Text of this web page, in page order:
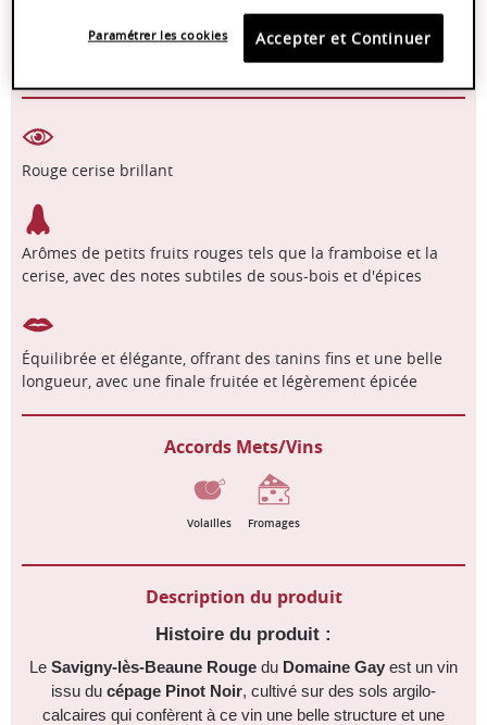
2025 - 2028 Pinot noir
Rouge cerise brillant
Arômes de petits fruits rouges tels que la framboise et la
cerise, avec des notes subtiles de sous-bois et d'épices
Équilibrée et élégante, offrant des tanins fins et une belle
longueur, avec une finale fruitée et légèrement épicée
Accords Mets/Vins
Volailles Fromages
Description du produit
Histoire du produit :
Le Savigny-lès-Beaune Rouge du Domaine Gay est un vin
issu du cépage Pinot Noir, cultivé sur des sols argilo-
calcaires qui confèrent à ce vin une belle structure et une
Accepter et Continuer
Paramétrer les cookies